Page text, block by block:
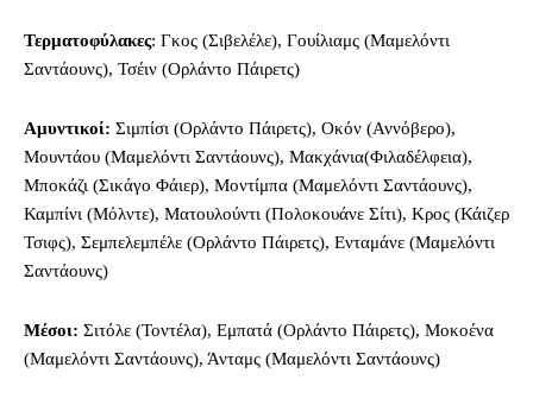
Τερματοφύλακες: Γκος (Σιβελέλε), Γουίλιαμς (Μαμελόντι
Σαντάουνς), Τσέιν (Ορλάντο Πάιρετς)
Αμυντικοί: Σιμπίσι (Ορλάντο Πάιρετς), Οκόν (Αννόβερο),
Μουντάου (Μαμελόντι Σαντάουνς), Μακχάνια(Φιλαδέλφεια),
Μποκάζι (Σικάγο Φάιερ), Μοντίμπα (Μαμελόντι Σαντάουνς),
Καμπίνι (Μόλντε), Ματουλούντι (Πολοκουάνε Σίτι), Κρος (Κάιζερ
Τσιφς), Σεμπελεμπέλε (Ορλάντο Πάιρετς), Ενταμάνε (Μαμελόντι
Σαντάουνς)
Μέσοι: Σιτόλε (Τοντέλα), Εμπατά (Ορλάντο Πάιρετς), Μοκοένα
(Μαμελόντι Σαντάουνς), Άνταμς (Μαμελόντι Σαντάουνς)